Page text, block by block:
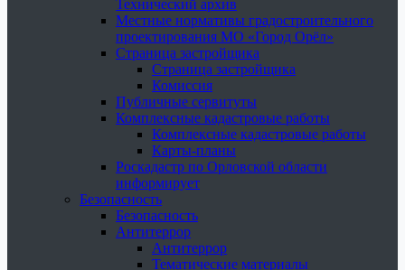
Технический архив
Местные нормативы градостроительного
проектирования МО «Город Орёл»
Страница застройщика
Страница застройщика
Комиссия
Публичные сервитуты
Комплексные кадастровые работы
Комплексные кадастровые работы
Карты-планы
Роскадастр по Орловской области
информирует
Безопасность
Безопасность
Антитеррор
Антитеррор
Тематические материалы